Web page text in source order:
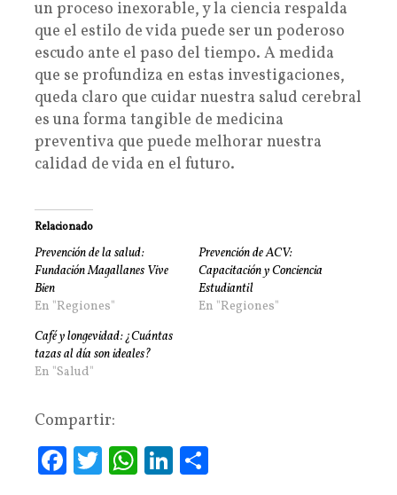
un proceso inexorable, y la ciencia respalda
que el estilo de vida puede ser un poderoso
escudo ante el paso del tiempo. A medida
que se profundiza en estas investigaciones,
queda claro que cuidar nuestra salud cerebral
es una forma tangible de medicina
preventiva que puede melhorar nuestra
calidad de vida en el futuro.
Relacionado
Prevención de la salud:
Fundación Magallanes Vive
Bien
En "Regiones"
Prevención de ACV:
Capacitación y Conciencia
Estudiantil
En "Regiones"
Café y longevidad: ¿Cuántas
tazas al día son ideales?
En "Salud"
Compartir:
Fa T W Li